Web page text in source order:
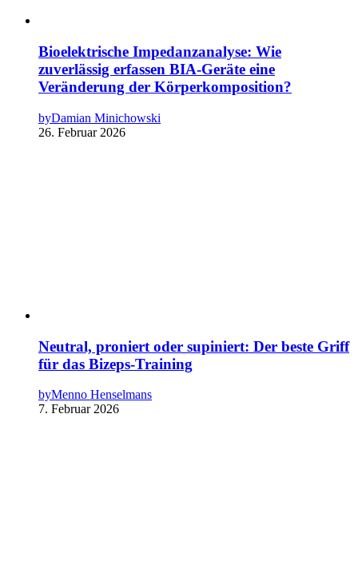
Bioelektrische Impedanzanalyse: Wie
zuverlässig erfassen BIA-Geräte eine
Veränderung der Körperkomposition?
byDamian Minichowski
26. Februar 2026
Neutral, proniert oder supiniert: Der beste Griff
für das Bizeps-Training
byMenno Henselmans
7. Februar 2026